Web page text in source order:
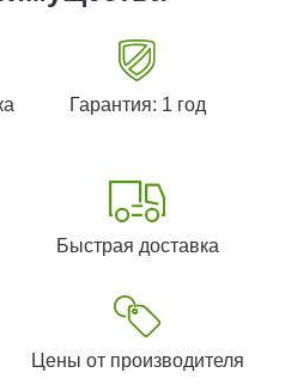
Гарантия: 1 год
Быстрая доставка
Цены от производителя